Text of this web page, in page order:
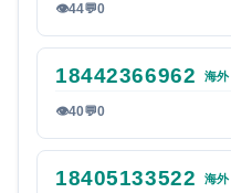
👁44💬0
18442366962 海外
👁40💬0
18405133522 海外